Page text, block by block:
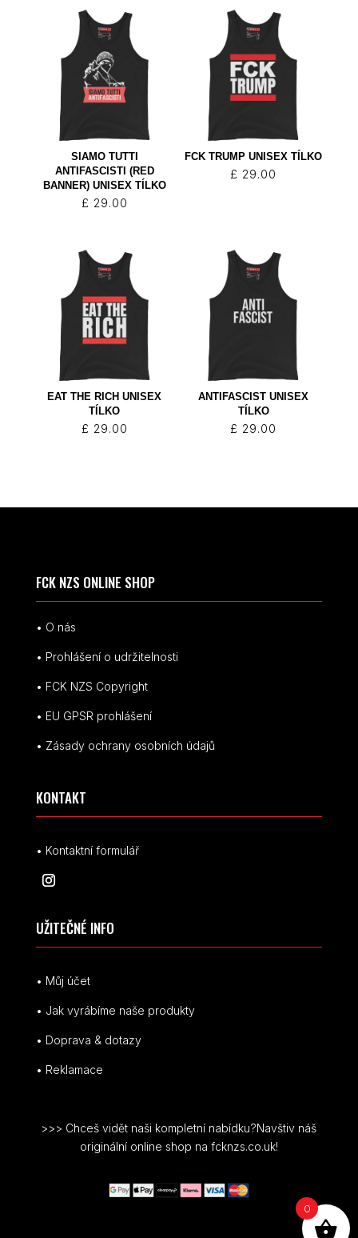
SIAMO TUTTI
ANTIFASCISTI (RED
BANNER) UNISEX TÍLKO
£ 29.00
FCK TRUMP UNISEX TÍLKO
£ 29.00
EAT THE RICH UNISEX
TÍLKO
£ 29.00
ANTIFASCIST UNISEX
TÍLKO
£ 29.00
FCK NZS ONLINE SHOP
• O nás
• Prohlášení o udržitelnosti
• FCK NZS Copyright
• EU GPSR prohlášení
• Zásady ochrany osobních údajů
KONTAKT
• Kontaktní formulář
UŽITEČNÉ INFO
• Můj účet
• Jak vyrábíme naše produkty
• Doprava & dotazy
• Reklamace
>>> Chceš vidět naši kompletní nabídku?Navštiv náš
originální online shop na fcknzs.co.uk!
0